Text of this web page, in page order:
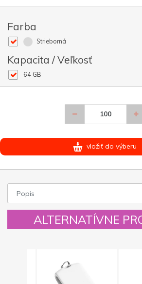
Farba
Strieborná
Kapacita / Veľkosť
64 GB
vložiť do výberu
Popis
ALTERNATÍVNE